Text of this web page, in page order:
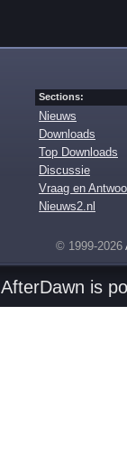
Sections:
Nieuws
Downloads
Top Downloads
Discussie
Vraag en
Nieuws2.nl
© 1999-2026
AfterDawn is